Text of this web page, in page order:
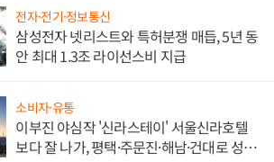
전자·전기·정보통신
삼성전자 넷리스트와 특허분쟁 매듭, 5년 동
안 최대 1.3조 라이선스비 지급
소비자·유통
이부진 야심작 '신라스테이' 서울신라호텔
보다 잘 나가, 평택·주문진·해남·건대로 성